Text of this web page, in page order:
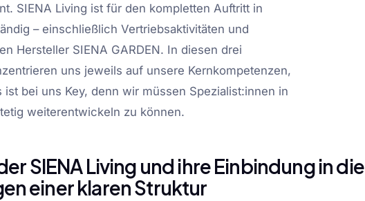
SIENA Living ist für den kompletten Auftritt in
– einschließlich Vertriebsaktivitäten und
Hersteller SIENA GARDEN. In diesen drei
uns jeweils auf unsere Kernkompetenzen,
bei uns Key, denn wir müssen Spezialist:innen in
weiterentwickeln zu können.
SIENA Living und ihre Einbindung in die
einer klaren Struktur